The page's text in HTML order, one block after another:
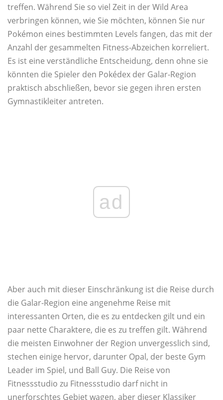
treffen. Während Sie so viel Zeit in der Wild Area
verbringen können, wie Sie möchten, können Sie nur
Pokémon eines bestimmten Levels fangen, das mit der
Anzahl der gesammelten Fitness-Abzeichen korreliert.
Es ist eine verständliche Entscheidung, denn ohne sie
könnten die Spieler den Pokédex der Galar-Region
praktisch abschließen, bevor sie gegen ihren ersten
Gymnastikleiter antreten.
ad
Aber auch mit dieser Einschränkung ist die Reise durch
die Galar-Region eine angenehme Reise mit
interessanten Orten, die es zu entdecken gilt und ein
paar nette Charaktere, die es zu treffen gilt. Während
die meisten Einwohner der Region unvergesslich sind,
stechen einige hervor, darunter Opal, der beste Gym
Leader im Spiel, und Ball Guy. Die Reise von
Fitnessstudio zu Fitnessstudio darf nicht in
unerforschtes Gebiet wagen, aber dieser Klassiker